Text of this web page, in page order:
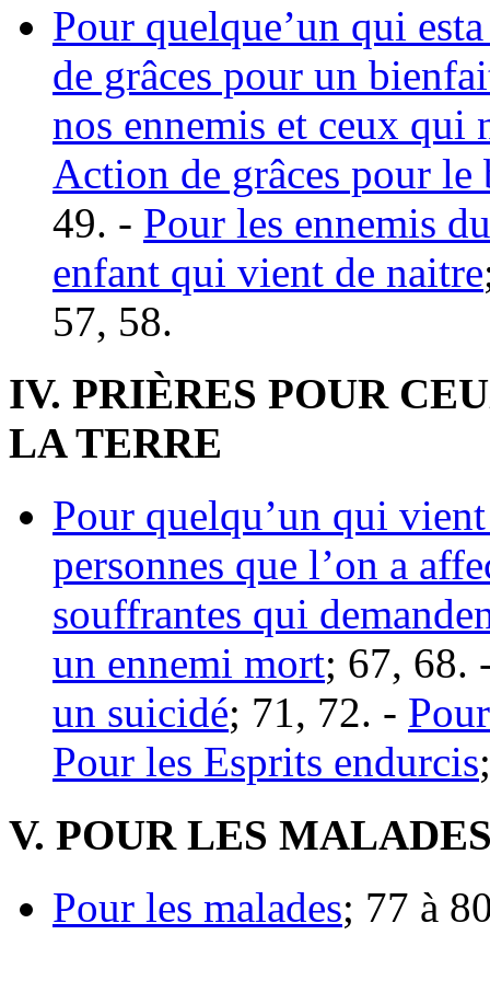
Pour quelque’un qui
de grâces pour un
nos ennemis et ceux qui
Action de grâces pour le
49. - Pour les ennemis
enfant qui vient de naitre
57, 58.
IV. PRIÈRES POUR
LA TERRE
Pour quelqu’un qui
personnes que l’on a
souffrantes qui
un ennemi mort; 67, 68.
un suicidé; 71, 72. -
Pour les Esprits endurcis
V. POUR LES
Pour les malades; 77 à